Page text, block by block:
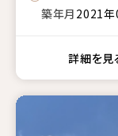
築年月 2021年
詳細を見